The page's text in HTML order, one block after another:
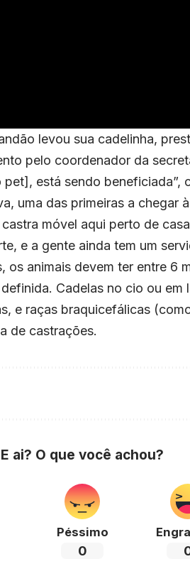
levou sua cadelinha,
pelo coordenador da
está sendo beneficiada”,
uma das primeiras a chegar
móvel aqui perto de
e a gente ainda tem um
os animais devem ter entre 6
Cadelas no cio ou
e raças braquicefálicas
de castrações.
E ai? O que você achou?
Péssimo
0